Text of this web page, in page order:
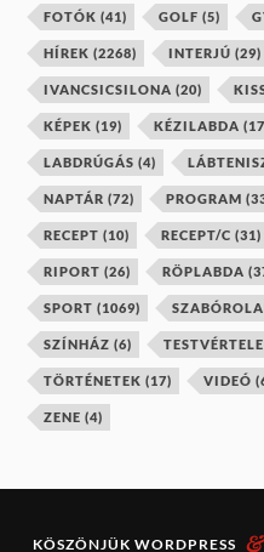
FOTÓK (41) GOLF (5)
HÍREK (2268) INTERJÚ (29)
IVANCSICSILONA (20)
KÉPEK (19) KÉZILABDA
LABDRÚGÁS (4)
NAPTÁR (72) PROGRAM
RECEPT (10) RECEPT/C (31)
RIPORT (26) RÖPLABDA
SPORT (1069)
SZÍNHÁZ (6)
TÖRTÉNETEK (17) VIDEÓ
ZENE (4)
KÖSZÖNJÜK WORDPRESS &